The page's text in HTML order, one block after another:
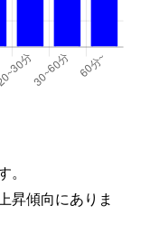
昇傾向にありま